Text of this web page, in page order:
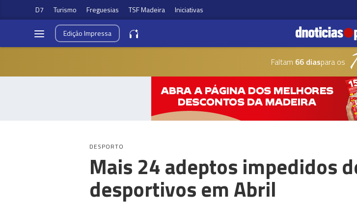
D7 Turismo Freguesias TSF Madeira Iniciativas
EdiçãoImpressa
Faltam 66 diaspara os
DESPORTO
Mais 24 adeptos impedidos
desportivos em Abril